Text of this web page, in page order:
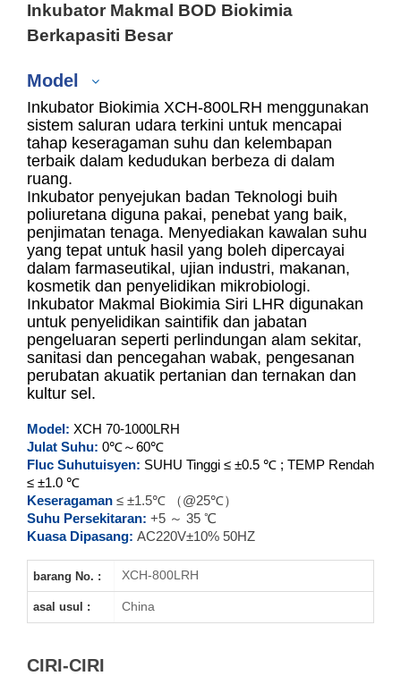
Inkubator Makmal BOD Biokimia
Berkapasiti Besar
Model
XCH-70LRH
XCH-150LRH
XCH-250LRH
XCH-400LRH
XCH-500LRH
XCH-800LRH
Inkubator Biokimia XCH-800LRH menggunakan
sistem saluran udara terkini untuk mencapai
tahap keseragaman suhu dan kelembapan
terbaik dalam kedudukan berbeza di dalam
ruang.
Inkubator penyejukan badan Teknologi buih
poliuretana diguna pakai, penebat yang baik,
penjimatan tenaga. Menyediakan kawalan suhu
yang tepat untuk hasil yang boleh dipercayai
dalam farmaseutikal, ujian industri, makanan,
kosmetik dan penyelidikan mikrobiologi.
Inkubator Makmal Biokimia Siri LHR digunakan
untuk penyelidikan saintifik dan jabatan
pengeluaran seperti perlindungan alam sekitar,
sanitasi dan pencegahan wabak, pengesanan
perubatan akuatik pertanian dan ternakan dan
kultur sel.
Model: XCH 70-1000LRH
Julat Suhu: 0℃～60℃
Fluc Suhutuisyen: SUHU Tinggi ≤ ±0.5 ℃ ; TEMP Rendah
≤ ±1.0 ℃
Keseragaman ≤ ±1.5℃ （@25℃）
Suhu Persekitaran: +5 ～ 35 ℃
Kuasa Dipasang: AC220V±10% 50HZ
barang No. : XCH-800LRH
asal usul : China
CIRI-CIRI